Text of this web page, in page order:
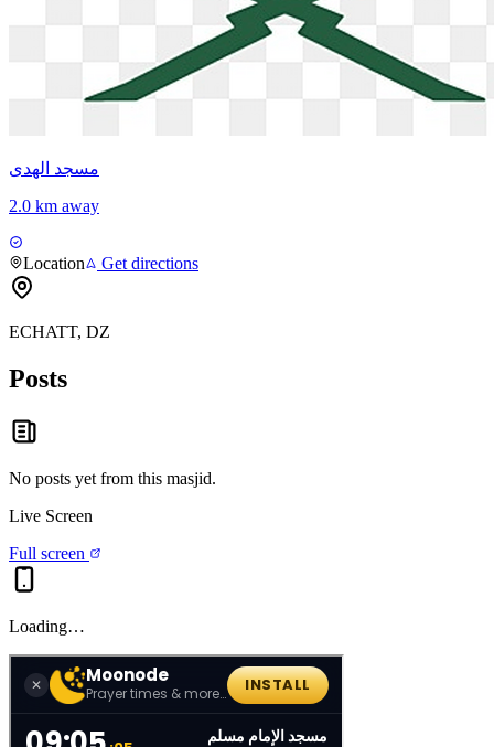
مسجد الهدى
2.0 km away
Location Get directions
ECHATT, DZ
Posts
No posts yet from this masjid.
Live Screen
Full screen
Loading…